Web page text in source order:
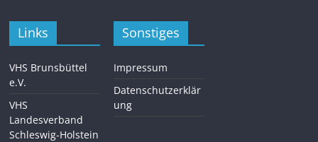
Links
VHS Brunsbüttel
e.V.
VHS
Landesverband
Schleswig-Holstein
Sonstiges
Impressum
Datenschutzerklär
ung